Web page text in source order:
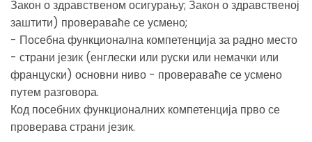
Закон о здравственом осигурању; Закон о здравственој
заштити) провераваће се усмено;
- Посебна функционална компетенција за радно место
- страни језик (енглески или руски или немачки или
француски) основни ниво - провераваће се усмено
путем разговора.
Код посебних функционалних компетенција прво се
проверава страни језик.